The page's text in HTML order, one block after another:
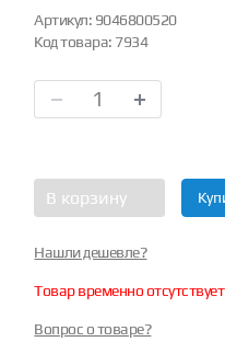
Артикул: 9046800520
Код товара: 7934
В корзину
Нашли дешевле?
Товар временно
Вопрос о товаре?